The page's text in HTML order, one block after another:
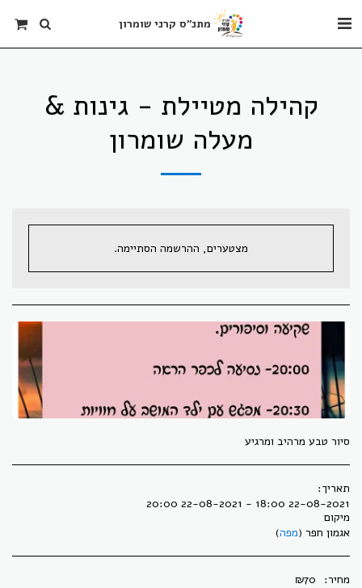
מתנ"ס קרני שומרון
קהילה מטיילת - גינות &
מעלה שומרון
מצטערים, ההרשמה הסתיימה.
סיור טבע מרהיב ומרגיע
תאריך:
22-08-2021 18:00 - 22-08-2021 20:00
מיקום
אגמון חפר (מפה)
מחיר: ₪70